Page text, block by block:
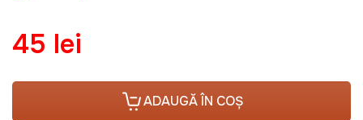
45 lei
ADAUGĂ ÎN COȘ